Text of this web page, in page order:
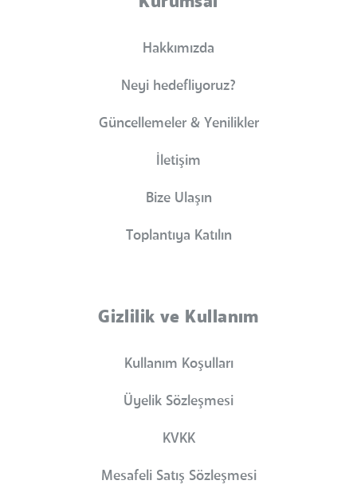
Hakkımızda
Neyi hedefliyoruz?
Güncellemeler & Yenilikler
İletişim
Bize Ulaşın
Toplantıya Katılın
Gizlilik ve Kullanım
Kullanım Koşulları
Üyelik Sözleşmesi
KVKK
Mesafeli Satış Sözleşmesi